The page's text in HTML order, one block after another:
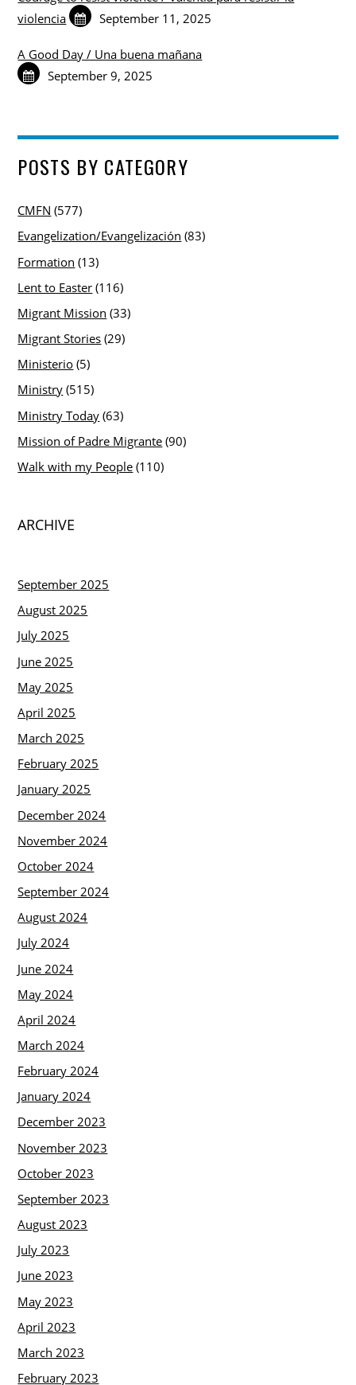
violencia
September 11, 2025
A Good Day / Una buena mañana
September 9, 2025
POSTS BY CATEGORY
CMFN (577)
Evangelization/Evangelización (83)
Formation (13)
Lent to Easter (116)
Migrant Mission (33)
Migrant Stories (29)
Ministerio (5)
Ministry (515)
Ministry Today (63)
Mission of Padre Migrante (90)
Walk with my People (110)
ARCHIVE
September 2025
August 2025
July 2025
June 2025
May 2025
April 2025
March 2025
February 2025
January 2025
December 2024
November 2024
October 2024
September 2024
August 2024
July 2024
June 2024
May 2024
April 2024
March 2024
February 2024
January 2024
December 2023
November 2023
October 2023
September 2023
August 2023
July 2023
June 2023
May 2023
April 2023
March 2023
February 2023